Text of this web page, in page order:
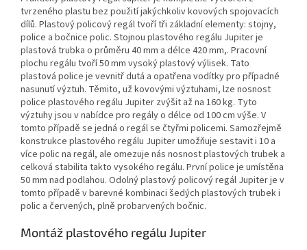
tvrzeného plastu bez použití jakýchkoliv kovových spojovacích
dílů. Plastový policový regál tvoří tři základní elementy: stojny,
police a bočnice polic. Stojnou plastového regálu Jupiter je
plastová trubka o průměru 40 mm a délce 420 mm,. Pracovní
plochu regálu tvoří 50 mm vysoký plastový výlisek. Tato
plastová police je vevnitř dutá a opatřena vodítky pro případné
nasunutí výztuh. Těmito, už kovovými výztuhami, lze nosnost
police plastového regálu Jupiter zvýšit až na 160 kg. Tyto
výztuhy jsou v nabídce pro regály o délce od 100 cm výše. V
tomto případě se jedná o regál se čtyřmi policemi. Samozřejmě
konstrukce plastového regálu Jupiter umožňuje sestavit i 10 a
více polic na regál, ale omezuje nás nosnost plastových trubek a
celková stabilita takto vysokého regálu. První police je umístěna
50 mm nad podlahou. Odolný plastový policový regál Jupiter je v
tomto případě v barevné kombinaci šedých plastových trubek i
polic a červených, plně probarvených bočnic.
Montáž plastového regálu Jupiter